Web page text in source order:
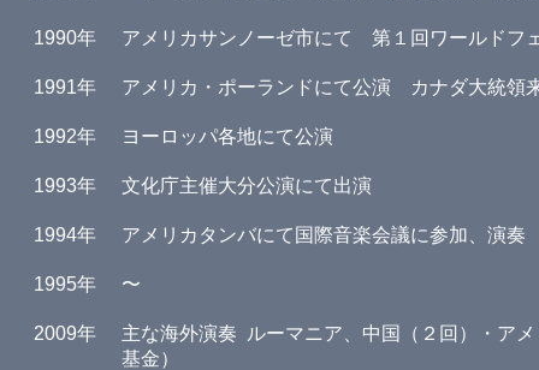
1990年 アメリカサンノーゼ市にて 第１回ワールドフ
1991年 アメリカ・ポーランドにて公演 カナダ大統
1992年 ヨーロッパ各地にて公演
1993年 文化庁主催大分公演にて出演
1994年 アメリカタンバにて国際音楽会議に参加、演
1995年 〜
2009年
主な海外演奏 ルーマニア、中国（２回）・ア
基金）